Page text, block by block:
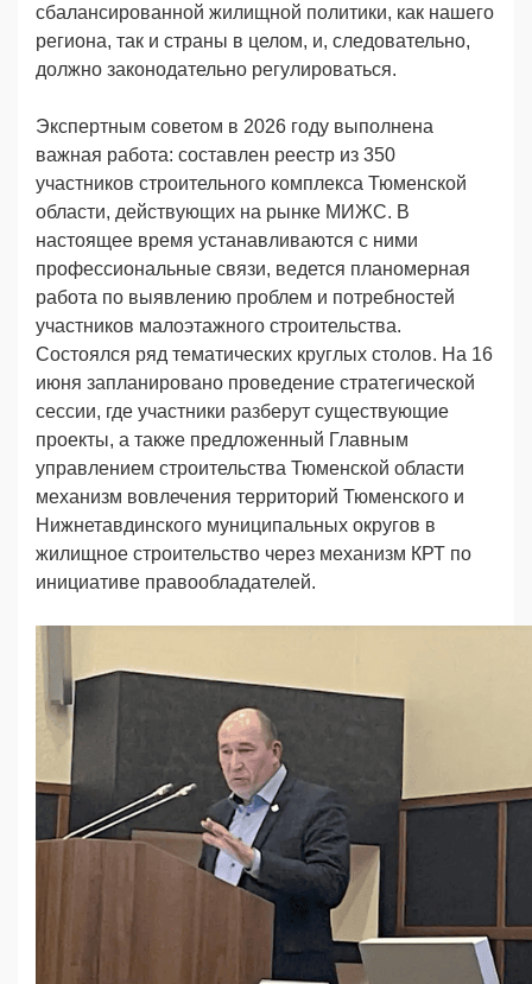
сбалансированной жилищной политики, как нашего
региона, так и страны в целом, и, следовательно,
должно законодательно регулироваться.
Экспертным советом в 2026 году выполнена
важная работа: составлен реестр из 350
участников строительного комплекса Тюменской
области, действующих на рынке МИЖС. В
настоящее время устанавливаются с ними
профессиональные связи, ведется планомерная
работа по выявлению проблем и потребностей
участников малоэтажного строительства.
Состоялся ряд тематических круглых столов. На 16
июня запланировано проведение стратегической
сессии, где участники разберут существующие
проекты, а также предложенный Главным
управлением строительства Тюменской области
механизм вовлечения территорий Тюменского и
Нижнетавдинского муниципальных округов в
жилищное строительство через механизм КРТ по
инициативе правообладателей.